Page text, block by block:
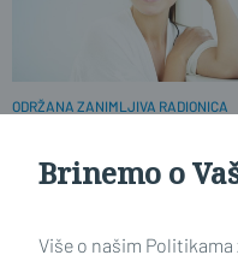
ODRŽANA ZANIMLJIVA RADIONICA
Brinemo o
Više o našim